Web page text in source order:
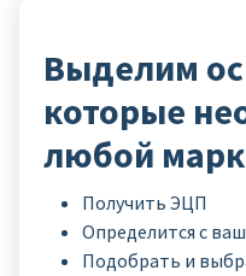
Выделим
которые
любой
Получить ЭЦП
Определится с
Подобрать и